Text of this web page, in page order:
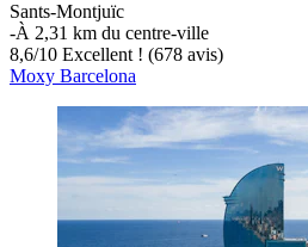
Sants-Montjuïc
‐À 2,31 km du centre-ville
8,6/10 Excellent ! (678 avis)
Moxy Barcelona